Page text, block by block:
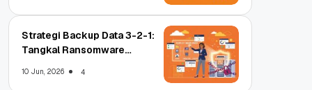
Strategi Backup Data 3-2-1:
Tangkal Ransomware
10 Jun, 2026 4